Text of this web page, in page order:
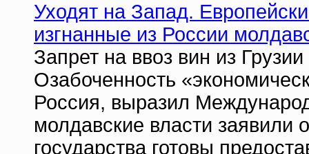
Уходят на Запад.
изгнанные из России
Запрет на ввоз вин из
Озабоченность
Россия, выразил
молдавские власти заявили
государства готовы